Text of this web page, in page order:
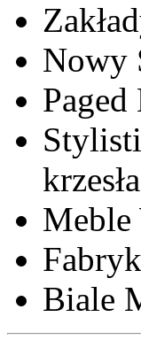
Nowy
Meble
Biale